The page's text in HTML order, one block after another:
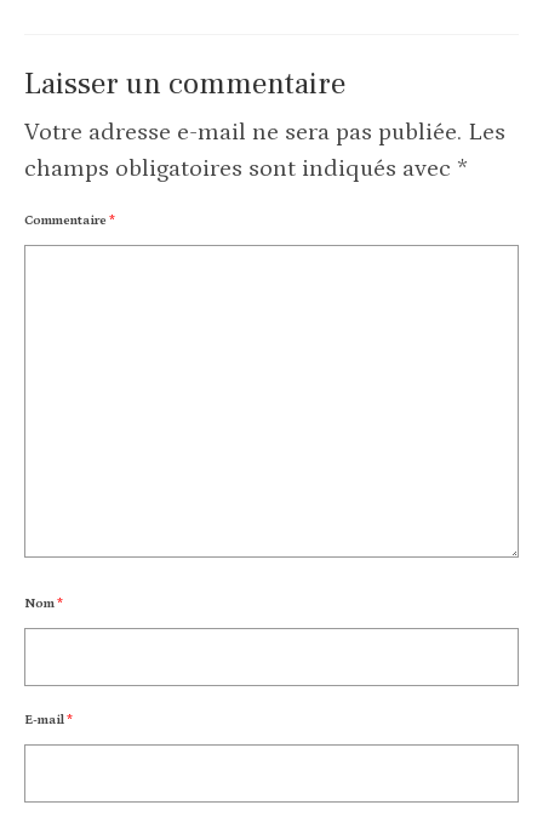
Laisser un commentaire
Votre adresse e-mail ne sera pas publiée. Les
champs obligatoires sont indiqués avec *
Commentaire *
Nom*
E-mail*